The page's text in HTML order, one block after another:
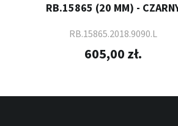
RB.15865 (20 MM) -
RB.15865.2018.9090.L
605,00 zł.